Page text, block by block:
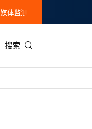
媒体监测
搜索